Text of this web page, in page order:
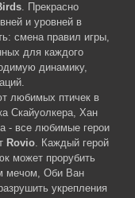
. Прекрасно
и уровней в
смена правил игры,
для каждого
динамику,
любимых птичек в
Скайуолкера, Хан
- все любимые герои
Rovio. Каждый герой
может прорубить
мечом, Оби Ван
укрепления